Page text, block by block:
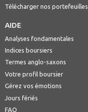
Télécharger nos portefeuilles
AIDE
Analyses fondamentales
Indices boursiers
Termes anglo-saxons
Votre profil boursier
Gérez vos émotions
Jours fériés
FAQ